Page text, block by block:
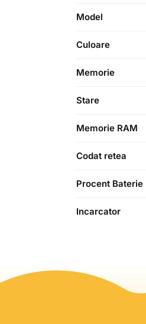
Model
Culoare
Memorie
Stare
Memorie RAM
Codat retea
Procent Baterie
Incarcator